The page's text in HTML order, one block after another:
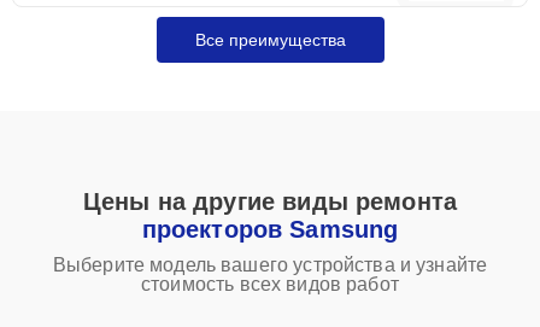
Все преимущества
Цены на другие виды ремонта
проекторов Samsung
Выберите модель вашего устройства и узнайте
стоимость всех видов работ